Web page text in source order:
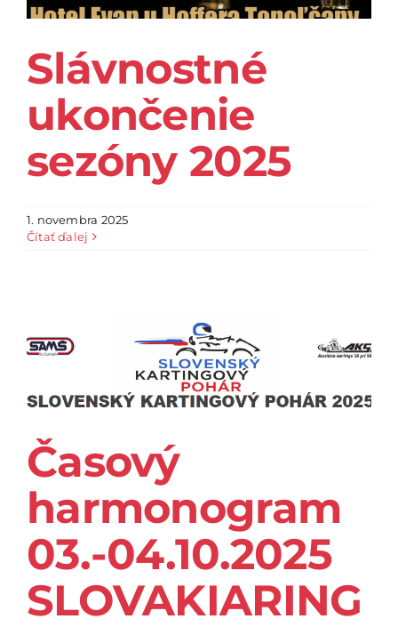
Slávnostné
ukončenie
sezóny 2025
1. novembra 2025
Čítať ďalej
Časový
harmonogram
03.-04.10.2025
SLOVAKIARING